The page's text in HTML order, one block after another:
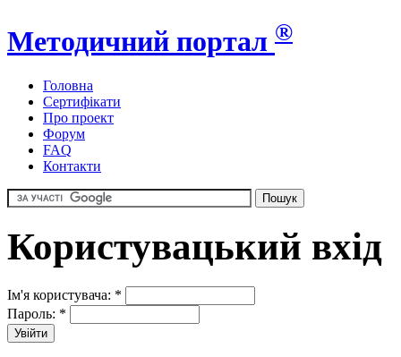
Методичний портал ®
Головна
Сертифікати
Про проект
Форум
FAQ
Контакти
Користувацький вхід
Ім'я користувача: *
Пароль: *